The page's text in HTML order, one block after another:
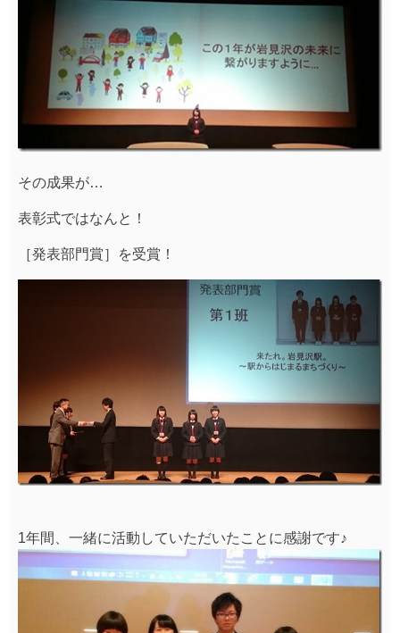
その成果が…
表彰式ではなんと！
［発表部門賞］を受賞！
1年間、一緒に活動していただいたことに感謝です♪